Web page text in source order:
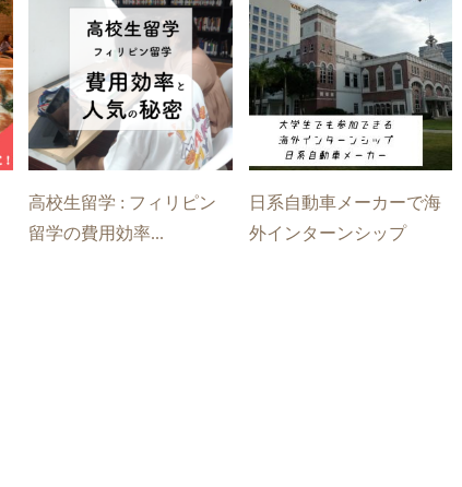
高校生留学 : フィリピン
留学の費用効率...
日系自動車メーカーで海
外インターンシップ